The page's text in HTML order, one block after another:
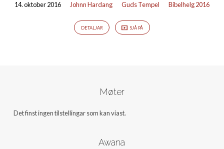
14. oktober 2016 Johnn Hardang Guds Tempel Bibelhelg 2016
DETALJAR SJÅ PÅ
Møter
Det finst ingen tilstellingar som kan viast.
Awana